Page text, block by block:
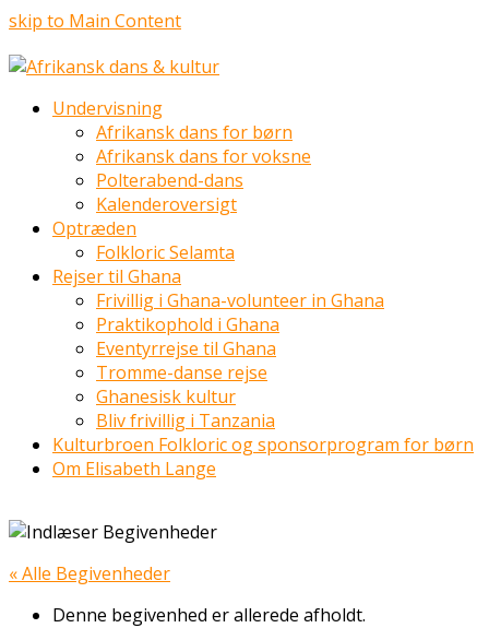
skip to Main Content
Undervisning
Afrikansk dans for børn
Afrikansk dans for voksne
Polterabend-dans
Kalenderoversigt
Optræden
Folkloric Selamta
Rejser til Ghana
Frivillig i Ghana-volunteer in Ghana
Praktikophold i Ghana
Eventyrrejse til Ghana
Tromme-danse rejse
Ghanesisk kultur
Bliv frivillig i Tanzania
Kulturbroen Folkloric og sponsorprogram for børn
Om Elisabeth Lange
« Alle Begivenheder
Denne begivenhed er allerede afholdt.